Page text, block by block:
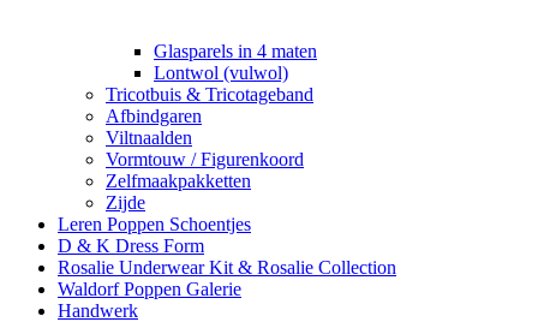
Glasparels in 4 maten
Lontwol (vulwol)
Tricotbuis & Tricotageband
Afbindgaren
Viltnaalden
Vormtouw / Figurenkoord
Zelfmaakpakketten
Zijde
Leren Poppen Schoentjes
D & K Dress Form
Rosalie Underwear Kit & Rosalie Collection
Waldorf Poppen Galerie
Handwerk